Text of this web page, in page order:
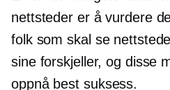
nettsteder er å vurdere
folk som skal se
sine forskjeller, og disse
oppnå best suksess.